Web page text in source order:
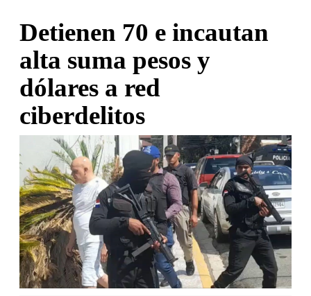
Detienen 70 e incautan
alta suma pesos y
dólares a red
ciberdelitos